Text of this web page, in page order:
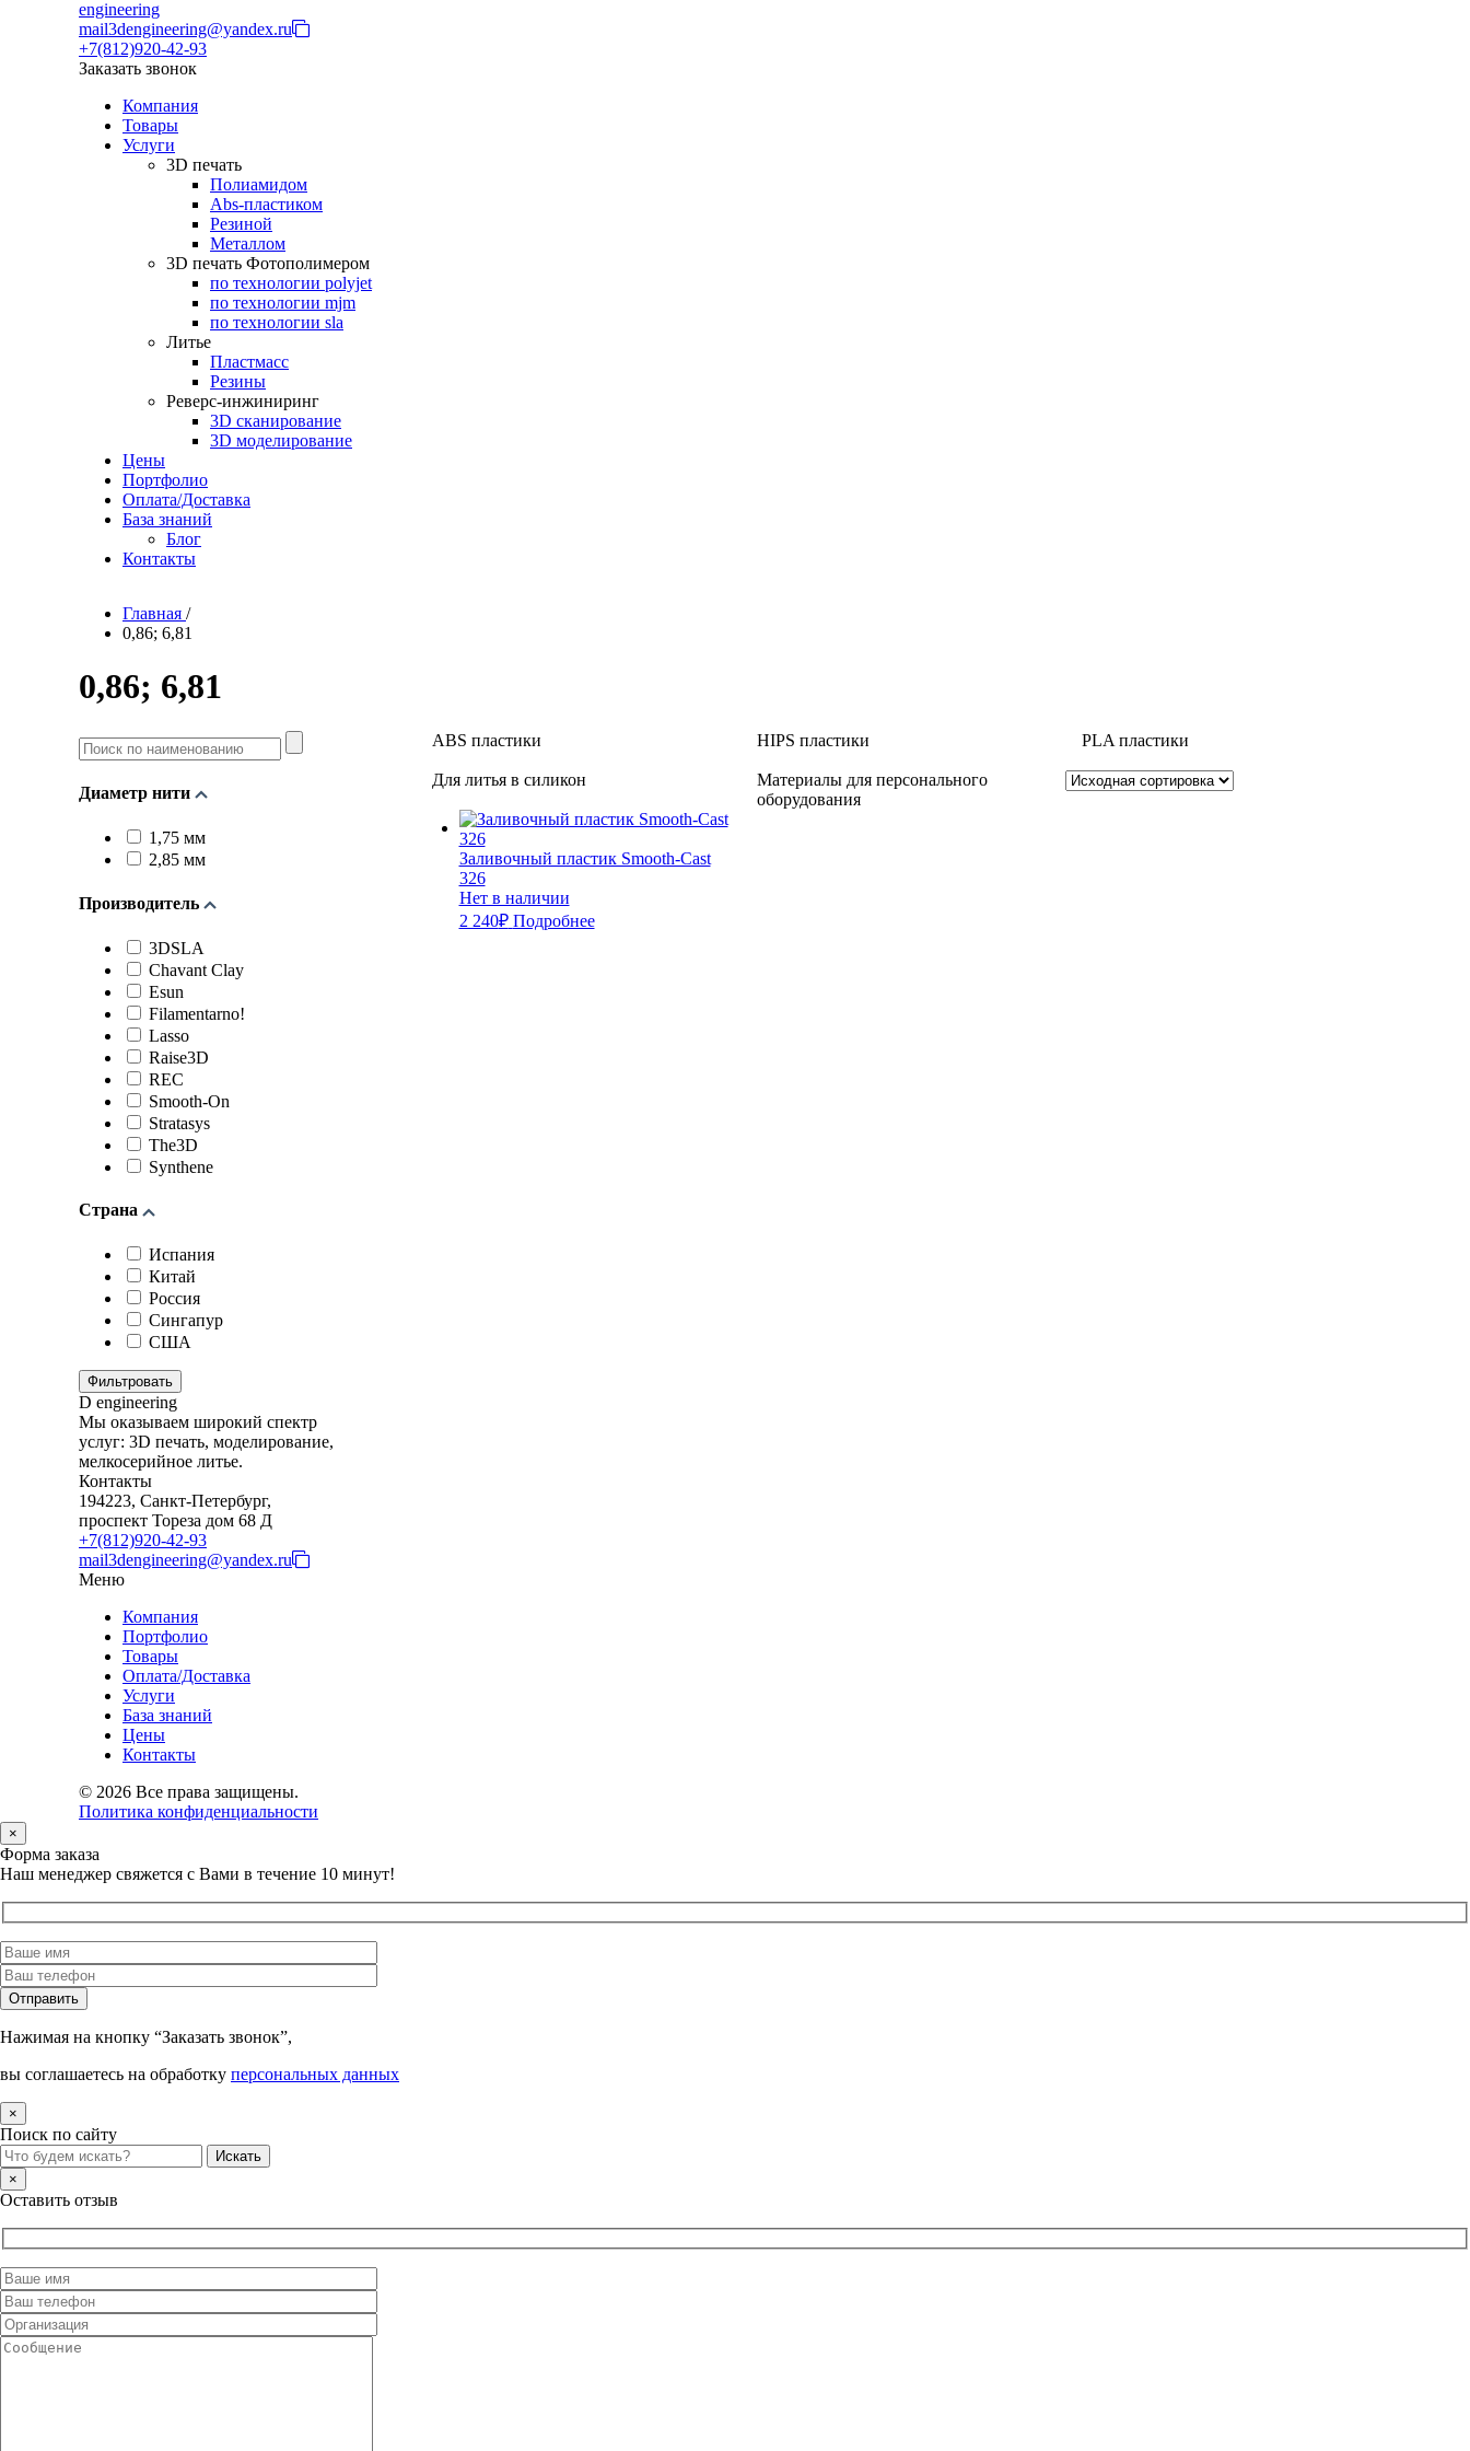
engineering
mail3dengineering@yandex.ru
+7(812)920-42-93
Заказать звонок
Компания
Товары
Услуги
3D печать
Полиамидом
Abs-пластиком
Резиной
Металлом
3D печать Фотополимером
по технологии polyjet
по технологии mjm
по технологии sla
Литье
Пластмасс
Резины
Реверс-инжиниринг
3D сканирование
3D моделирование
Цены
Портфолио
Оплата/Доставка
База знаний
Блог
Контакты
Главная /
0,86; 6,81
0,86; 6,81
Поиск
по
Диаметр нити
1,75 мм
2,85 мм
Производитель
3DSLA
Chavant Clay
Esun
Filamentarno!
Lasso
Raise3D
REC
Smooth-On
Stratasys
The3D
Synthene
Страна
Испания
Китай
Россия
Сингапур
США
Фильтровать
ABS пластики HIPS пластики PLA пластики
Для литья в силикон
Материалы для персонального
оборудования
Заливочный пластик Smooth-Cast
326
Нет в наличии
2 240₽ Подробнее
D engineering
Мы оказываем широкий спектр
услуг: 3D печать, моделирование,
мелкосерийное литье.
Контакты
194223, Санкт-Петербург,
проспект Тореза дом 68 Д
+7(812)920-42-93
mail3dengineering@yandex.ru
Меню
Компания
Портфолио
Товары
Оплата/Доставка
Услуги
База знаний
Цены
Контакты
© 2026 Все права защищены.
Политика конфиденциальности
×
Форма заказа
Наш менеджер свяжется с Вами в течение 10 минут!
Нажимая на кнопку “Заказать звонок”,
вы соглашаетесь на обработку персональных данных
×
Поиск по сайту
×
Оставить отзыв